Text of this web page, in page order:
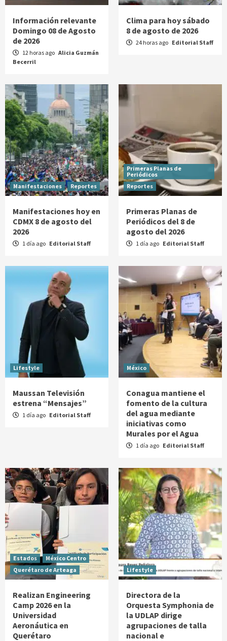
Información relevante
Domingo 08 de Agosto
de 2026
12 horas ago Alicia Guzmán
Becerril
Clima para hoy sábado
8 de agosto de 2026
24 horas ago Editorial Staff
Manifestaciones Reportes
Manifestaciones hoy en
CDMX 8 de agosto del
2026
1 día ago Editorial Staff
Primeras Planas de
Periódicos
Reportes
Primeras Planas de
Periódicos del 8 de
agosto del 2026
1 día ago Editorial Staff
Lifestyle
Maussan Televisión
estrena “Mensajes”
1 día ago Editorial Staff
México
Conagua mantiene el
fomento de la cultura
del agua mediante
iniciativas como
Murales por el Agua
1 día ago Editorial Staff
Estados
México Centro
Querétaro de Arteaga
Realizan Engineering
Camp 2026 en la
Universidad
Aeronáutica en
Querétaro
Lifestyle
Directora de la
Orquesta Symphonia de
la UDLAP dirige
agrupaciones de talla
nacional e